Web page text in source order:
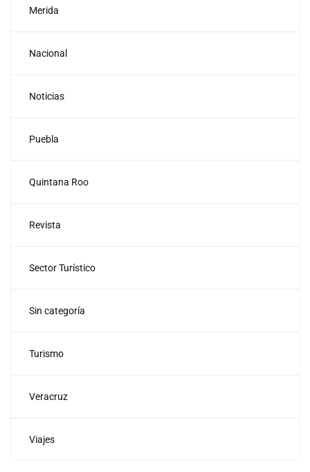
Merida
Nacional
Noticias
Puebla
Quintana Roo
Revista
Sector Turístico
Sin categoría
Turismo
Veracruz
Viajes